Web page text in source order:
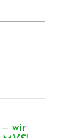
– wir